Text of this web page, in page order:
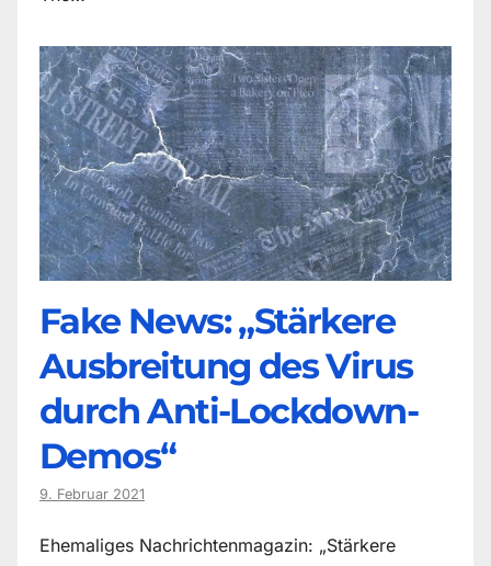
Fake News: „Stärkere
Ausbreitung des Virus
durch Anti-Lockdown-
Demos“
9. Februar 2021
Ehemaliges Nachrichtenmagazin: „Stärkere